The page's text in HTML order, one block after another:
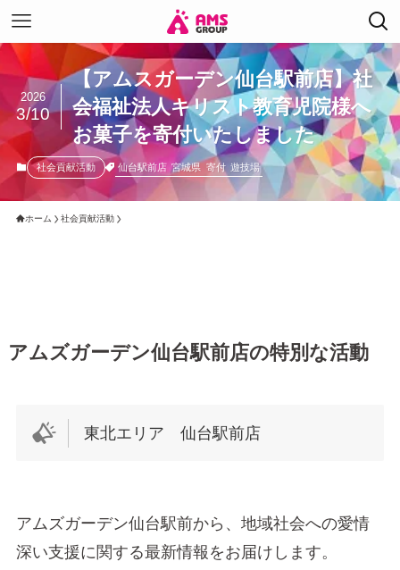
【アムスガーデン仙台駅前店】社
会福祉法人キリスト教育児院様へ
お菓子を寄付いたしました
2026
3/10
社会貢献活動 仙台駅前店 宮城県 寄付 遊技場
ホーム 社会貢献活動
アムズガーデン仙台駅前店の特別な活動
東北エリア 仙台駅前店
アムズガーデン仙台駅前から、地域社会への愛情
深い支援に関する最新情報をお届けします。